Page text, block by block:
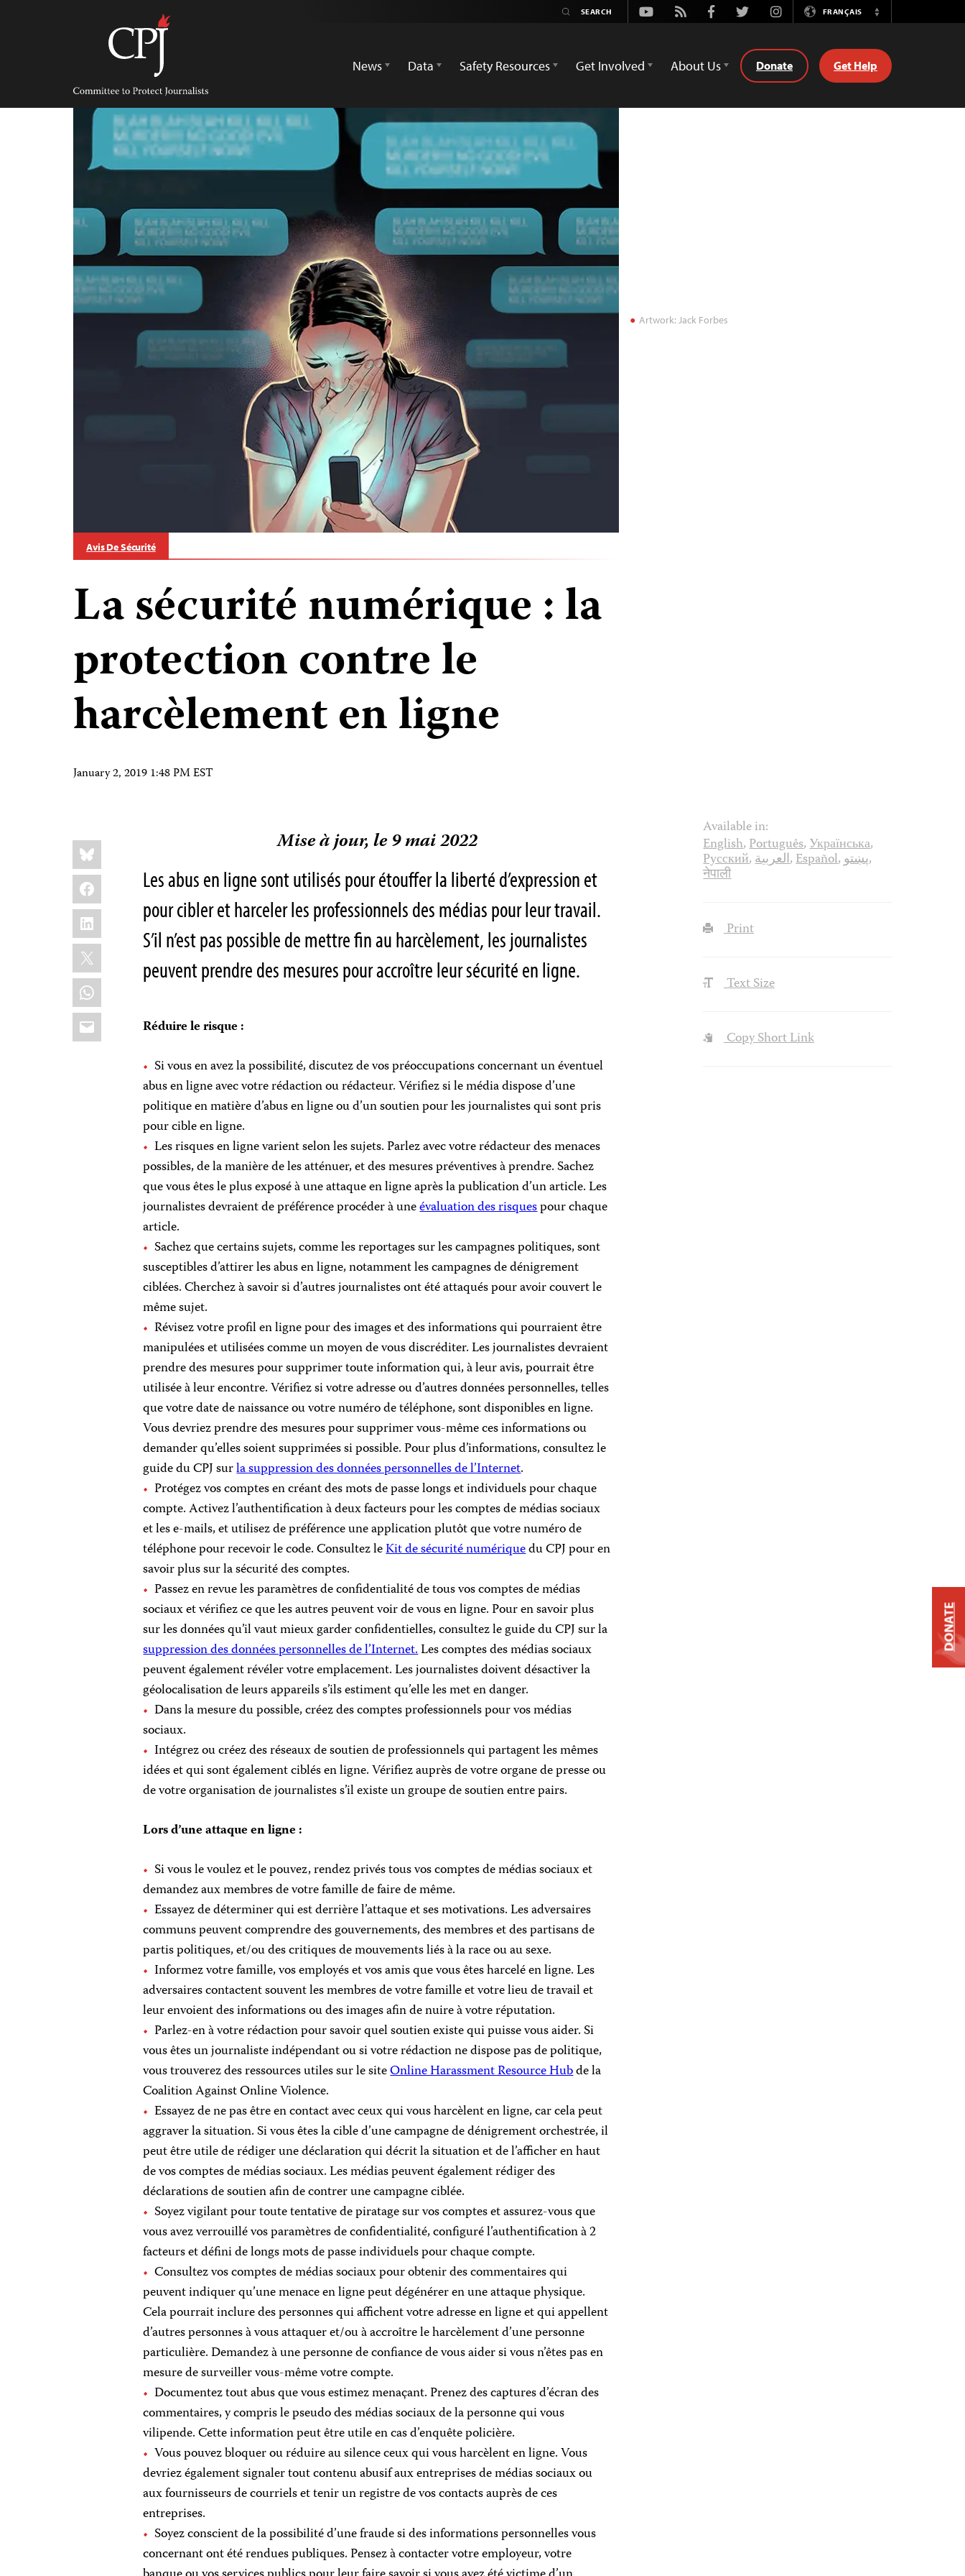
Committee
Protect
Journalists
Youtube
Rss FacebookTwitterInstagramFRANÇAIS
Switch
News
Data Safety Resources Get Involved About Us Donate Get Help
Artwork: Jack Forbes
Avis De Sécurité
La sécurité numérique : la
protection contre le
harcèlement en ligne
January 2, 2019 1:48 PM EST
Share
this:
Bluesky
Facebook
LinkedIn
X
WhatsApp
Email
Mise à jour, le 9 mai 2022
Les abus en ligne sont utilisés pour étouffer la liberté d’expression et
pour cibler et harceler les professionnels des médias pour leur travail.
S’il n’est pas possible de mettre fin au harcèlement, les journalistes
peuvent prendre des mesures pour accroître leur sécurité en ligne.
Réduire le risque :
Si vous en avez la possibilité, discutez de vos préoccupations concernant un éventuel
abus en ligne avec votre rédaction ou rédacteur. Vérifiez si le média dispose d’une
politique en matière d’abus en ligne ou d’un soutien pour les journalistes qui sont pris
pour cible en ligne.
Les risques en ligne varient selon les sujets. Parlez avec votre rédacteur des menaces
possibles, de la manière de les atténuer, et des mesures préventives à prendre. Sachez
que vous êtes le plus exposé à une attaque en ligne après la publication d’un article. Les
journalistes devraient de préférence procéder à uneévaluation des risquespour chaque
article.
Sachez que certains sujets, comme les reportages sur les campagnes politiques, sont
susceptibles d’attirer les abus en ligne, notamment les campagnes de dénigrement
ciblées. Cherchez à savoir si d’autres journalistes ont été attaqués pour avoir couvert le
même sujet.
Révisez votre profil en ligne pour des images et des informations qui pourraient être
manipulées et utilisées comme un moyen de vous discréditer. Les journalistes devraient
prendre des mesures pour supprimer toute information qui, à leur avis, pourrait être
utilisée à leur encontre. Vérifiez si votre adresse ou d’autres données personnelles, telles
que votre date de naissance ou votre numéro de téléphone, sont disponibles en ligne.
Vous devriez prendre des mesures pour supprimer vous-même ces informations ou
demander qu’elles soient supprimées si possible. Pour plus d’informations, consultez le
guide du CPJ surla suppression des données personnelles de l’Internet.
Protégez vos comptes en créant des mots de passe longs et individuels pour chaque
compte. Activez l’authentification à deux facteurs pour les comptes de médias sociaux
et les e-mails, et utilisez de préférence une application plutôt que votre numéro de
téléphone pour recevoir le code. Consultez leKit de sécurité numériquedu CPJ pour en
savoir plus sur la sécurité des comptes.
Passez en revue les paramètres de confidentialité de tous vos comptes de médias
sociaux et vérifiez ce que les autres peuvent voir de vous en ligne. Pour en savoir plus
sur les données qu’il vaut mieux garder confidentielles, consultez le guide du CPJ sur la
suppression des données personnelles de l’Internet.Les comptes des médias sociaux
peuvent également révéler votre emplacement. Les journalistes doivent désactiver la
géolocalisation de leurs appareils s’ils estiment qu’elle les met en danger.
Dans la mesure du possible, créez des comptes professionnels pour vos médias
sociaux.
Intégrez ou créez des réseaux de soutien de professionnels qui partagent les mêmes
idées et qui sont également ciblés en ligne. Vérifiez auprès de votre organe de presse ou
de votre organisation de journalistes s’il existe un groupe de soutien entre pairs.
Lors d’une attaque en ligne :
Si vous le voulez et le pouvez, rendez privés tous vos comptes de médias sociaux et
demandez aux membres de votre famille de faire de même.
Essayez de déterminer qui est derrière l’attaque et ses motivations. Les adversaires
communs peuvent comprendre des gouvernements, des membres et des partisans de
partis politiques, et/ou des critiques de mouvements liés à la race ou au sexe.
Informez votre famille, vos employés et vos amis que vous êtes harcelé en ligne. Les
adversaires contactent souvent les membres de votre famille et votre lieu de travail et
leur envoient des informations ou des images afin de nuire à votre réputation.
Parlez-en à votre rédaction pour savoir quel soutien existe qui puisse vous aider. Si
vous êtes un journaliste indépendant ou si votre rédaction ne dispose pas de politique,
vous trouverez des ressources utiles sur le siteOnline Harassment Resource Hubde la
Coalition Against Online Violence.
Essayez de ne pas être en contact avec ceux qui vous harcèlent en ligne, car cela peut
aggraver la situation. Si vous êtes la cible d’une campagne de dénigrement orchestrée, il
peut être utile de rédiger une déclaration qui décrit la situation et de l’afficher en haut
de vos comptes de médias sociaux. Les médias peuvent également rédiger des
déclarations de soutien afin de contrer une campagne ciblée.
Soyez vigilant pour toute tentative de piratage sur vos comptes et assurez-vous que
vous avez verrouillé vos paramètres de confidentialité, configuré l’authentification à 2
facteurs et défini de longs mots de passe individuels pour chaque compte.
Consultez vos comptes de médias sociaux pour obtenir des commentaires qui
peuvent indiquer qu’une menace en ligne peut dégénérer en une attaque physique.
Cela pourrait inclure des personnes qui affichent votre adresse en ligne et qui appellent
d’autres personnes à vous attaquer et/ou à accroître le harcèlement d’une personne
particulière. Demandez à une personne de confiance de vous aider si vous n’êtes pas en
mesure de surveiller vous-même votre compte.
Documentez tout abus que vous estimez menaçant. Prenez des captures d’écran des
commentaires, y compris le pseudo des médias sociaux de la personne qui vous
vilipende. Cette information peut être utile en cas d’enquête policière.
Vous pouvez bloquer ou réduire au silence ceux qui vous harcèlent en ligne. Vous
devriez également signaler tout contenu abusif aux entreprises de médias sociaux ou
aux fournisseurs de courriels et tenir un registre de vos contacts auprès de ces
entreprises.
Soyez conscient de la possibilité d’une fraude si des informations personnelles vous
concernant ont été rendues publiques. Pensez à contacter votre employeur, votre
Available in:
English,Português,Українська,
Русский,العربية,Español,پښتو,
नेपाली
Print
Text Size
Copy Short Link
DONATE